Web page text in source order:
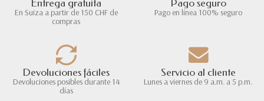
Entrega gratuita
En Suiza a partir de 150 CHF de
compras
Pago seguro
Pago en línea 100% seguro
Devoluciones fáciles
Devoluciones posibles durante 14
días
Servicio al cliente
Lunes a viernes de 9 a.m. a 5 p.m.